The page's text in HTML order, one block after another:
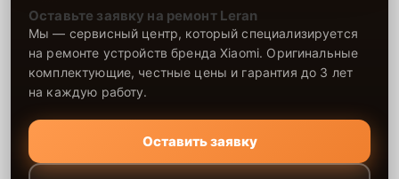
Оставьте заявку на ремонт Leran
Мы — сервисный центр, который специализируется
на ремонте устройств бренда Xiaomi. Оригинальные
комплектующие, честные цены и гарантия до 3 лет
на каждую работу.
Оставить заявку